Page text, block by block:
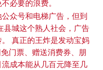
必要的浪费。
众号和电梯广告，但到
县城这个熟人社会，广告
真正的王炸是发动宝妈
门票、赠送消费券、朋
成本能从几百元降至几